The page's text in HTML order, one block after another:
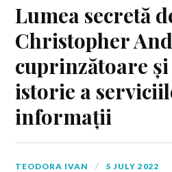
Lumea secretă
Christopher
cuprinzătoare
istorie a
informații
TEODORA IVAN 5 JULY 2022